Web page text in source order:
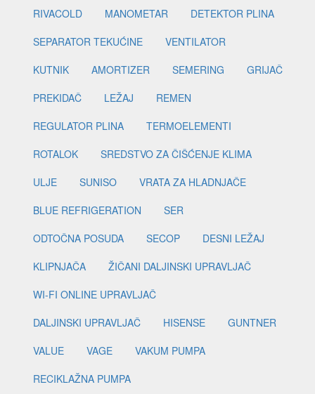
RIVACOLD
MANOMETAR
DETEKTOR PLINA
SEPARATOR TEKUĆINE
VENTILATOR
KUTNIK
AMORTIZER SEMERING
GRIJAČ
PREKIDAČ
LEŽAJ
REMEN
REGULATOR PLINA
TERMOELEMENTI
ROTALOK
SREDSTVO ZA ČIŠĆENJE KLIMA
ULJE
SUNISO
VRATA ZA HLADNJAČE
BLUE REFRIGERATION
SER
ODTOČNA POSUDA
SECOP
DESNI LEŽAJ
KLIPNJAČA
ŽIČANI DALJINSKI UPRAVLJAČ
WI-FI ONLINE UPRAVLJAČ
DALJINSKI UPRAVLJAČ
HISENSE
GUNTNER
VALUE
VAGE
VAKUM PUMPA
RECIKLAŽNA PUMPA